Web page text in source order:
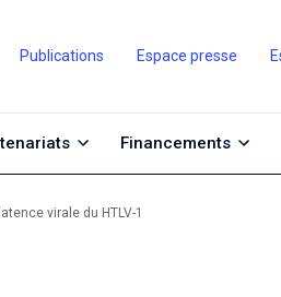
Publications Espace presse
Financements
virale du HTLV-1